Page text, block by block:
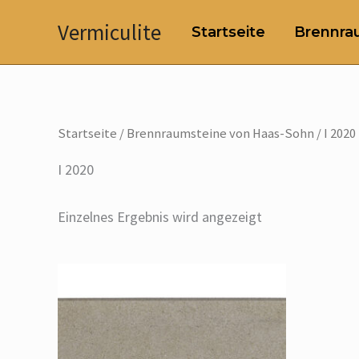
Vermiculite Startseite
Startseite /Brennraumsteine von Haas-Sohn / I 2020
I 2020
Einzelnes Ergebnis wird angezeigt